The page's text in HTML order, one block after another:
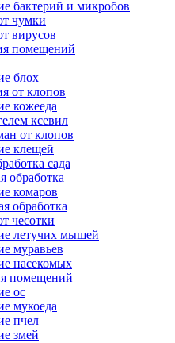
бактерий и микробов
чумки
вирусов
помещений
блох
от клопов
кожееда
ксевил
от клопов
клещей
сада
обработка
комаров
обработка
чесотки
летучих мышей
муравьев
насекомых
помещений
ос
мукоеда
пчел
змей